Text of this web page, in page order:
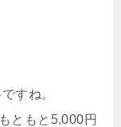
すね。
ともと5,000円